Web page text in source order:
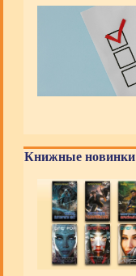
Книжные новинки